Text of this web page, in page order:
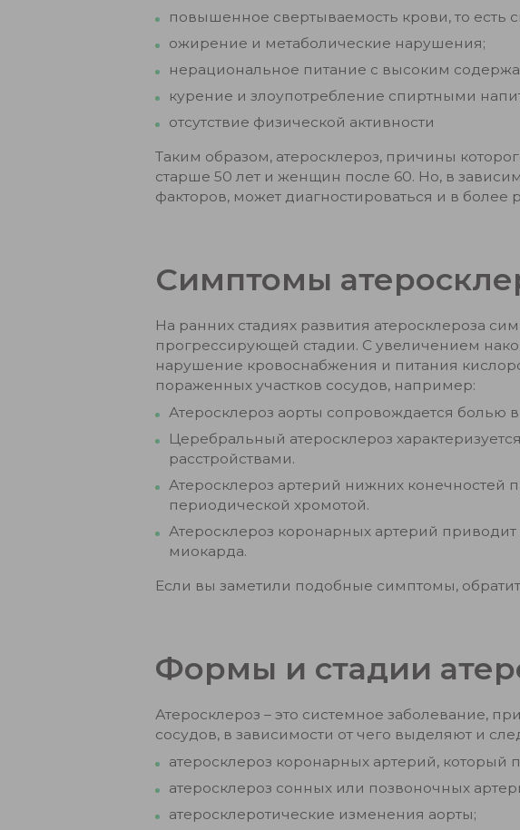
повышенное свертываемость крови, то есть
ожирение и метаболические нарушения;
нерациональное питание с высоким
курение и злоупотребление спиртными
отсутствие физической активности
Таким образом, атеросклероз, причины
старше 50 лет и женщин после 60. Но, в
факторов, может диагностироваться и в более
Симптомы
На ранних стадиях развития атеросклероза
прогрессирующей стадии. С увеличением
нарушение кровоснабжения и питания
пораженных участков сосудов, например:
Атеросклероз аорты сопровождается болью
Церебральный атеросклероз
расстройствами.
Атеросклероз артерий нижних
периодической хромотой.
Атеросклероз коронарных артерий
миокарда.
Если вы заметили подобные симптомы,
Формы и стадии
Атеросклероз – это системное заболевание,
сосудов, в зависимости от чего выделяют и
атеросклероз коронарных артерий,
атеросклероз сонных или позвоночных
атеросклеротические изменения аорты;